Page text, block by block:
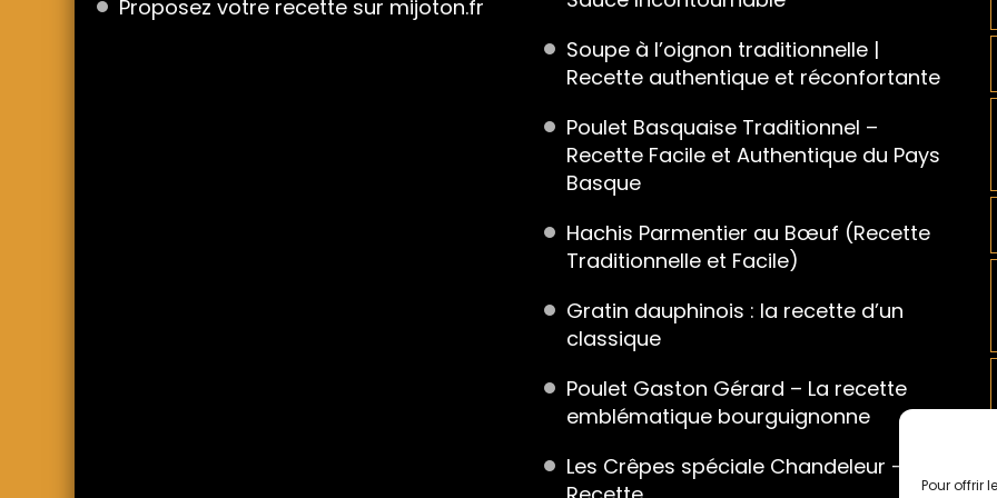
Pour offrir
Proposez votre recette sur mijoton.fr
Soupe à l’oignon traditionnelle |
Recette authentique et réconfortante
Poulet Basquaise Traditionnel –
Recette Facile et Authentique du Pays
Basque
Hachis Parmentier au Bœuf (Recette
Traditionnelle et Facile)
Gratin dauphinois : la recette d’un
classique
Poulet Gaston Gérard – La recette
emblématique bourguignonne
Les Crêpes spéciale Chandeleur – La